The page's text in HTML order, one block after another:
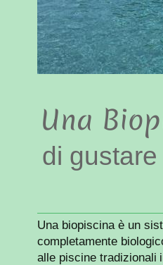
Una
di
Una biopiscina è un
completamente
alle piscine tradizionali